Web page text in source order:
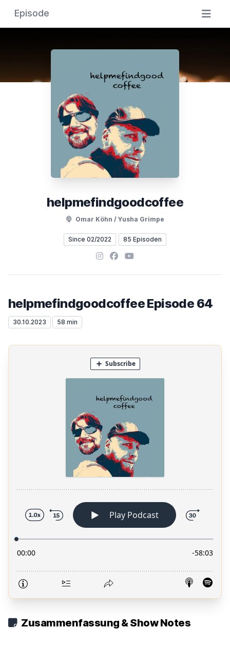
Episode
helpmefindgoodcoffee
Omar Köhn / Yusha Grimpe
Since 02/2022 85 Episoden
Instagram
Facebook
YouTube
helpmefindgoodcoffee Episode 64
30.10.2023 58 min
Zusammenfassung & Show Notes